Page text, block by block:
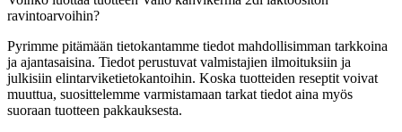
ravintoarvoihin?
Pyrimme pitämään tietokantamme tiedot mahdollisimman tarkkoina
ja ajantasaisina. Tiedot perustuvat valmistajien ilmoituksiin ja
julkisiin elintarviketietokantoihin. Koska tuotteiden reseptit voivat
muuttua, suosittelemme varmistamaan tarkat tiedot aina myös
suoraan tuotteen pakkauksesta.